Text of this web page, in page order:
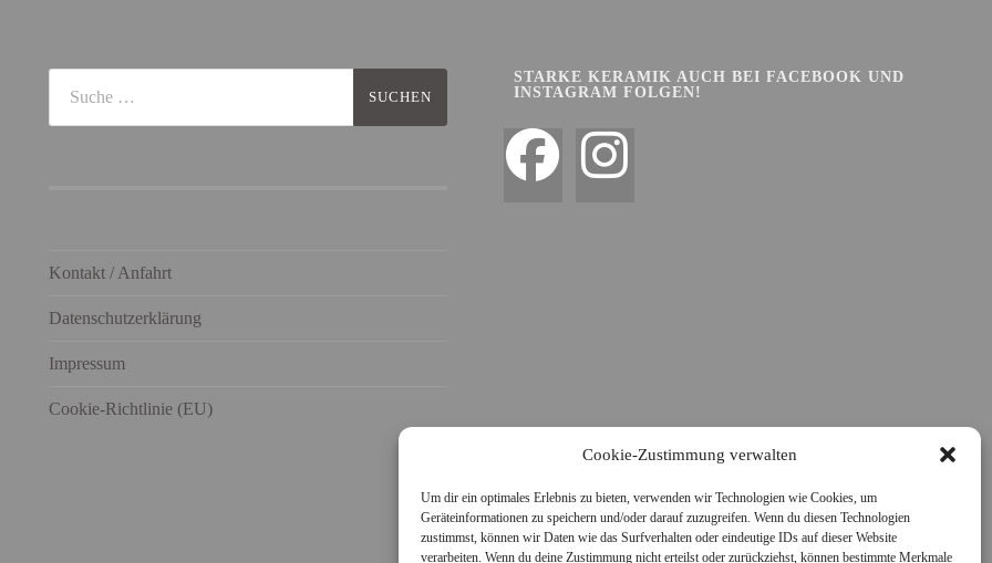
Cookie-Zustimmung verwalten
Um dir ein optimales Erlebnis zu bieten, verwenden wir Technologien wie Cookies, um
Geräteinformationen zu speichern und/oder darauf zuzugreifen. Wenn du diesen Technologien
zustimmst, können wir Daten wie das Surfverhalten oder eindeutige IDs auf dieser Website
verarbeiten. Wenn du deine Zustimmung nicht erteilst oder zurückziehst, können bestimmte Merkmale
Kontakt / Anfahrt
Datenschutzerklärung
Impressum
Cookie-Richtlinie (EU)
STARKE KERAMIK AUCH BEI FACEBOOK UND
INSTAGRAM FOLGEN!